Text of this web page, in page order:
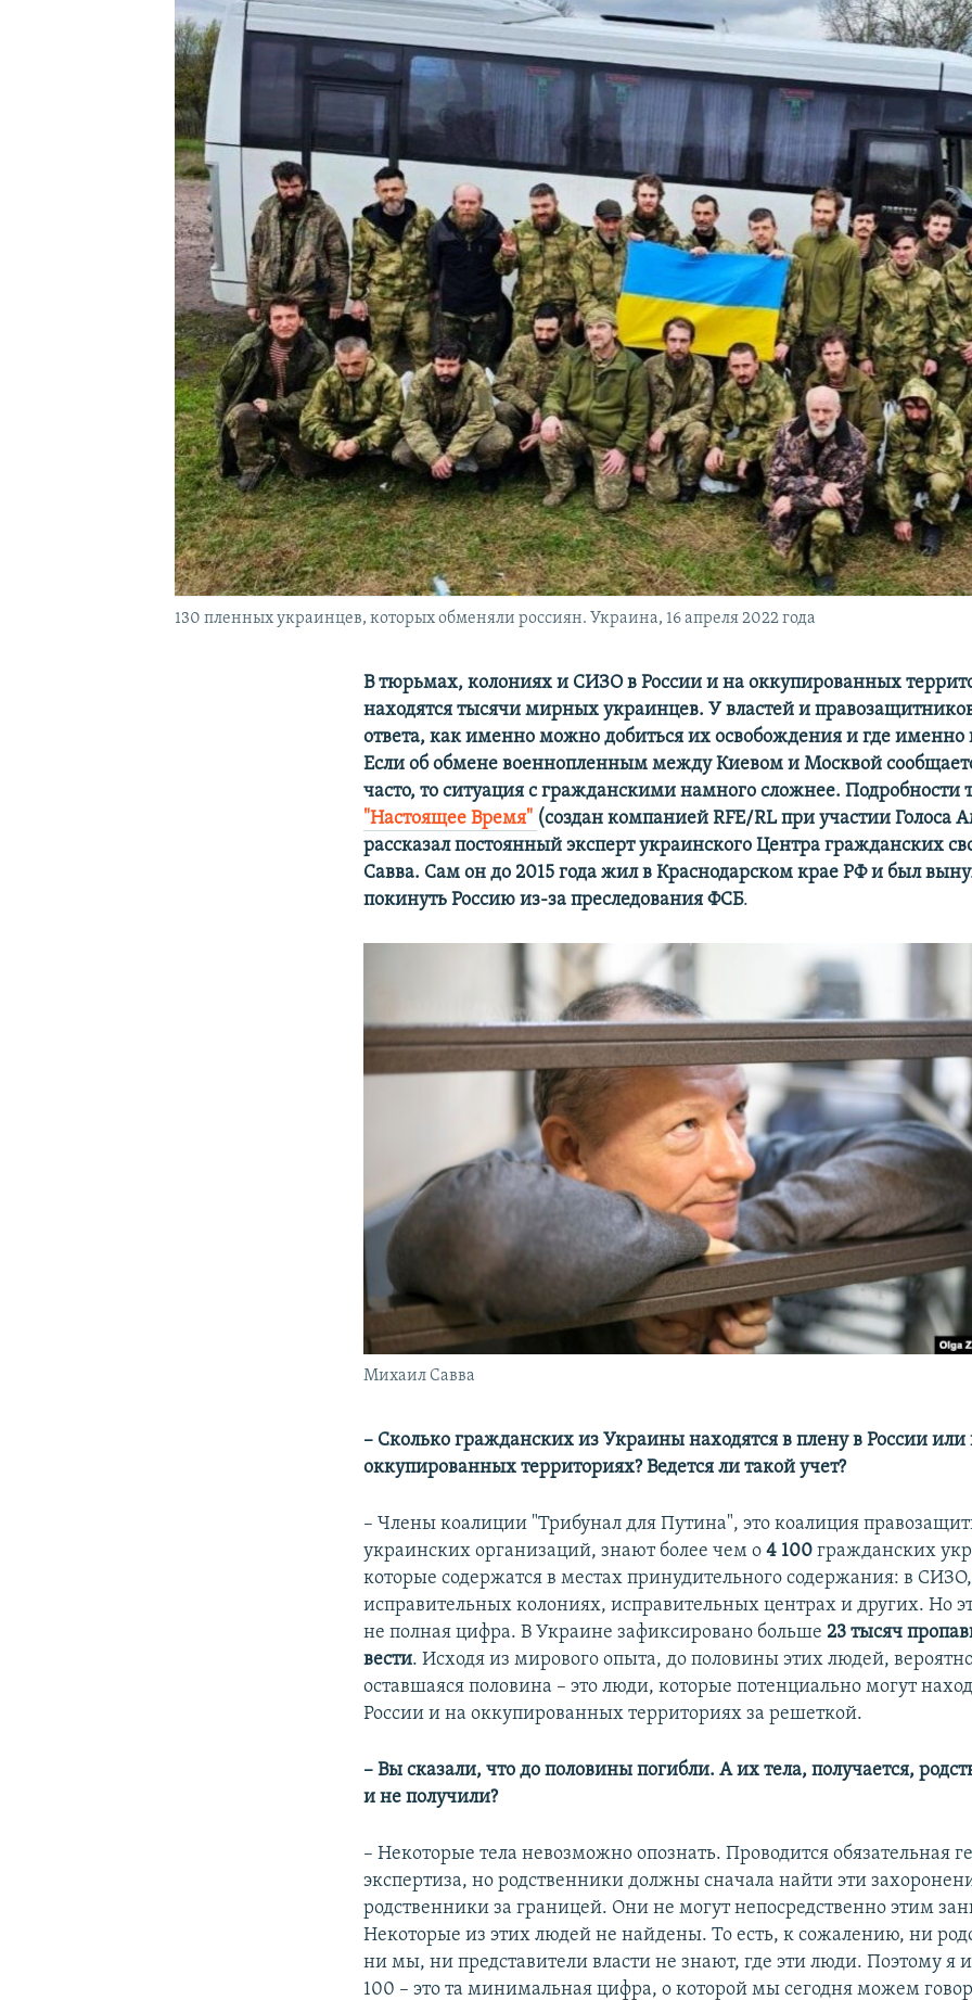
КРЫМ.НЕПОКОРЕННЫЙ
УКРАИНСКАЯ ПРОБЛЕМА КРЫМА
130 пленных украинцев, которых обменяли россиян. Украина, 16 апреля 2022 года
В тюрьмах, колониях и СИЗО в России и на оккупированных
находятся тысячи мирных украинцев. У властей и
ответа, как именно можно добиться их освобождения и где именно
Если об обмене военнопленным между Киевом и Москвой
часто, то ситуация с гражданскими намного сложнее. Подробности
"Настоящее Время" (создан компанией RFE/RL при участии Голоса
рассказал постоянный эксперт украинского Центра гражданских
Савва. Сам он до 2015 года жил в Краснодарском крае РФ и был
покинуть Россию из-за преследования ФСБ.
Михаил Савва
– Сколько гражданских из Украины находятся в плену в России или
оккупированных территориях? Ведется ли такой учет?
– Члены коалиции "Трибунал для Путина", это коалиция
украинских организаций, знают более чем о4 100 гражданских
которые содержатся в местах принудительного содержания: в СИЗО,
исправительных колониях, исправительных центрах и других. Но
не полная цифра. В Украине зафиксировано больше23 тысяч
вести. Исходя из мирового опыта, до половины этих людей,
оставшаяся половина – это люди, которые потенциально могут
России и на оккупированных территориях за решеткой.
– Вы сказали, что до половины погибли. А их тела, получается,
и не получили?
– Некоторые тела невозможно опознать. Проводится обязательная
экспертиза, но родственники должны сначала найти эти
родственники за границей. Они не могут непосредственно этим
Некоторые из этих людей не найдены. То есть, к сожалению, ни
ни мы, ни представители власти не знают, где эти люди. Поэтому я
100 – это та минимальная цифра, о которой мы сегодня можем